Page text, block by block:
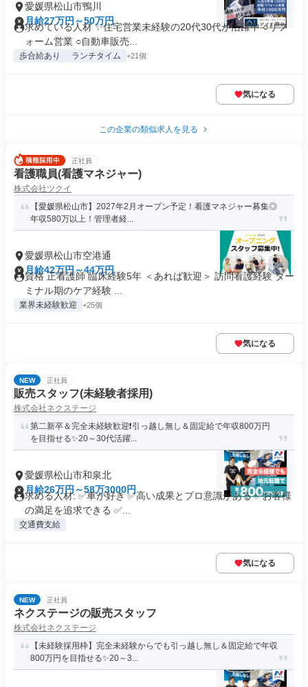
愛媛県松山市鴨川
月給27万円～50万円
求めている人材 ✨住宅営業未経験の20代30代が活躍中 ○リフ
ォーム営業 ○自動車販売...
歩合給あり ランチタイム +21個
気になる
この企業の類似求人を見る
正社員
看護職員(看護マネジャー)
株式会社ツクイ
【愛媛県松山市】2027年2月オープン予定！看護マネジャー募集◎
年収580万以上！管理者経...
愛媛県松山市空港通
月給42万円～44万円
資格 正看護師 臨床経験5年 ＜あれば歓迎＞ 訪問看護経験 ター
ミナル期のケア経験 ...
業界未経験歓迎 +25個
気になる
NEW 正社員
販売スタッフ(未経験者採用)
株式会社ネクステージ
第二新卒＆完全未経験歓迎❗引っ越し無し＆固定給で年収800万円
を目指せる✨20～30代活躍...
愛媛県松山市和泉北
月給26万円～58万3000円
求める人材: ✅車が好き ✅高い成果とプロ意識がある ✅お客様
の満足を追求できる ✅...
交通費支給
気になる
NEW 正社員
ネクステージの販売スタッフ
株式会社ネクステージ
【未経験採用枠】完全未経験からでも引っ越し無し＆固定給で年収
800万円を目指せる✨20～3...